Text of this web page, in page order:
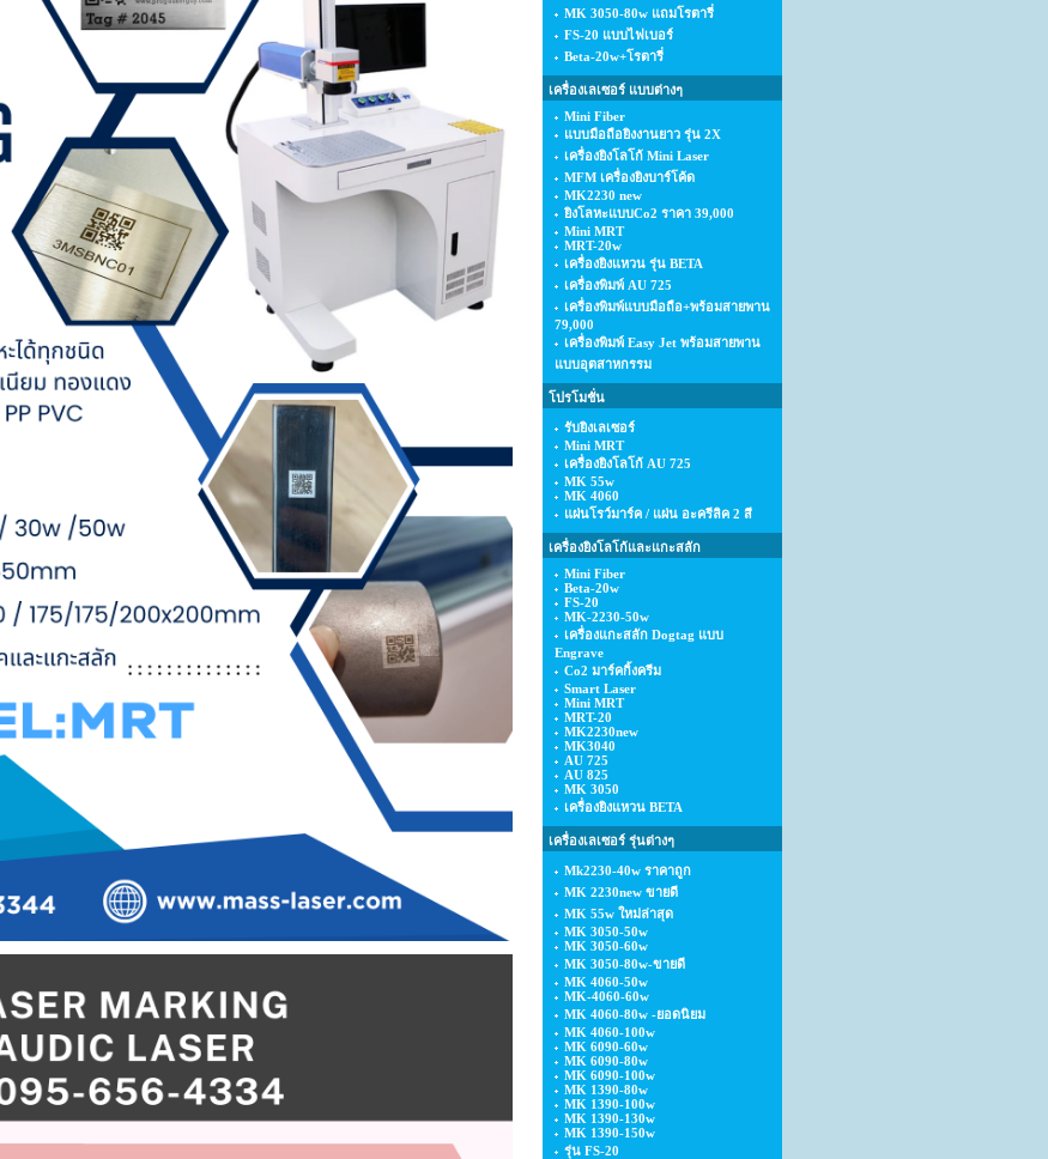
MK 3050-80w แถมโรตารี่
FS-20 แบบไฟเบอร์
Beta-20w+โรตารี่
เครื่องเลเซอร์ แบบต่างๆ
Mini Fiber
แบบมือถือยิงงานยาว รุ่น 2X
เครื่องยิงโลโก้ Mini Laser
MFM เครื่องยิงบาร์โค้ด
MK2230 new
ยิงโลหะแบบCo2 ราคา 39,000
Mini MRT
MRT-20w
เครื่องยิงแหวน รุ่น BETA
เครื่องพิมพ์ AU 725
เครื่องพิมพ์แบบมือถือ+พร้อมสายพาน
79,000
เครื่องพิมพ์ Easy Jet พร้อมสายพาน
แบบอุตสาหกรรม
โปรโมชั่น
รับยิงเลเซอร์
Mini MRT
เครื่องยิงโลโก้ AU 725
MK 55w
MK 4060
แผ่นโรว์มาร์ค / แผ่น อะครีลิค 2 สี
เครื่องยิงโลโก้และแกะสลัก
Mini Fiber
Beta-20w
FS-20
MK-2230-50w
เครื่องแกะสลัก Dogtag แบบ
Engrave
Co2 มาร์คกิ้งครีม
Smart Laser
Mini MRT
MRT-20
MK2230new
MK3040
AU 725
AU 825
MK 3050
เครื่องยิงแหวน BETA
เครื่องเลเซอร์ รุ่นต่างๆ
Mk2230-40w ราคาถูก
MK 2230new ขายดี
MK 55w ใหม่ล่าสุด
MK 3050-50w
MK 3050-60w
MK 3050-80w-ขายดี
MK 4060-50w
MK-4060-60w
MK 4060-80w -ยอดนิยม
MK 4060-100w
MK 6090-60w
MK 6090-80w
MK 6090-100w
MK 1390-80w
MK 1390-100w
MK 1390-130w
MK 1390-150w
รุ่น FS-20